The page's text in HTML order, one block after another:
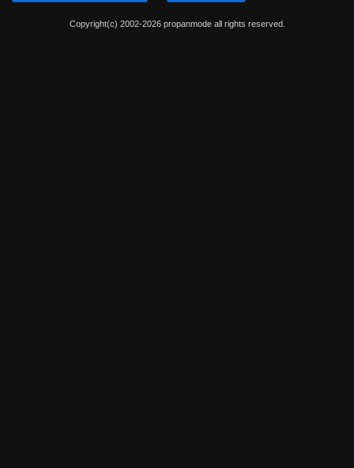
Copyright(c) 2002-2026 propanmode all rights reserved.